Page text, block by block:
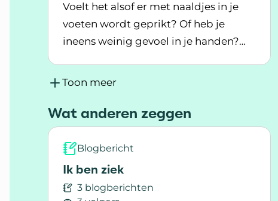
Voelt het alsof er met naaldjes in je
voeten wordt geprikt? Of heb je
ineens weinig gevoel in je handen?
Lees meer over Tintelingen of een doof
Toon meer
Wat anderen zeggen
Blogbericht
Ik ben ziek
3 blogberichten